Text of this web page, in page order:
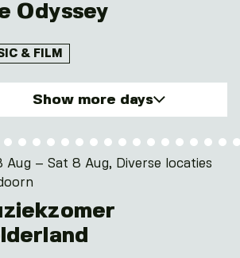
Odyssey
& FILM
Show more days
8 Aug 2026
9 Aug 2026
10 Aug 2026
11 Aug 2026
12 Aug 2026
2 other
Aug – Sat 8 Aug, Diverse locaties